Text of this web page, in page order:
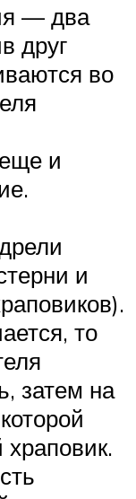
— два
друг
во
и
и
то
затем на